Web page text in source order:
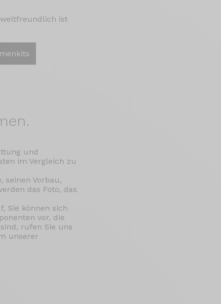
ist
und
im Vergleich zu
seinen Vorbau,
das Foto, das
Sie können sich
vor, die
rufen Sie uns
unserer